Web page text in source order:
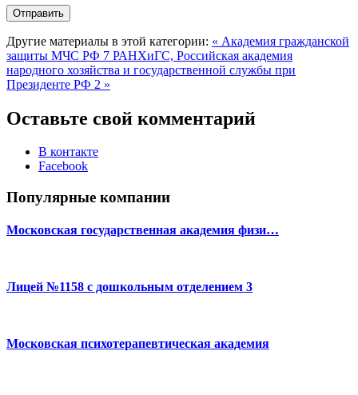
Другие материалы в этой категории: « Академия гражданской
защиты МЧС РФ 7 РАНХиГС, Российская академия
народного хозяйства и государственной службы при
Президенте РФ 2 »
Оставьте свой комментарий
В контакте
Facebook
Популярные компании
Московская государственная академия физи…
Лицей №1158 с дошкольным отделением 3
Московская психотерапевтическая академия